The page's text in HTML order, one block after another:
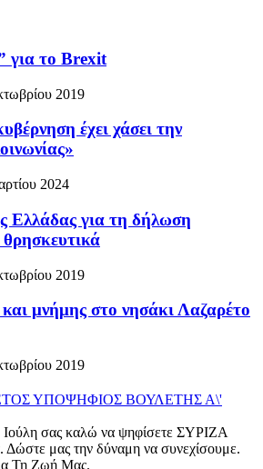
για το Brexit
2019
έχει χάσει την
2024
Ελλάδας για τη δήλωση
2019
μνήμης στο νησάκι Λαζαρέτο
2019
Ιούλη σας καλώ να ψηφίσετε ΣΥΡΙΖΑ
Δώστε μας την δύναμη να συνεχίσουμε.
Τη Ζωή Μας.